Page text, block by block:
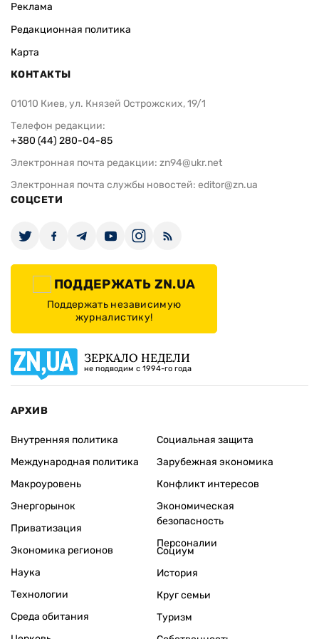
Реклама
Редакционная политика
Карта
КОНТАКТЫ
01010 Киев, ул. Князей Острожских, 19/1
Телефон редакции:
+380 (44) 280-04-85
Электронная почта редакции: zn94@ukr.net
Электронная почта службы новостей: editor@zn.ua
СОЦСЕТИ
ПОДДЕРЖАТЬ ZN.UA
Поддержать независимую
журналистику!
ЗЕРКАЛО НЕДЕЛИ
не подводим с 1994-го года
АРХИВ
Внутренняя политика
Международная политика
Макроуровень
Энергорынок
Приватизация
Экономика регионов
Социальная защита
Зарубежная экономика
Конфликт интересов
Экономическая
безопасность
Персоналии
Наука
Технологии
Среда обитания
Социум
История
Круг семьи
Туризм